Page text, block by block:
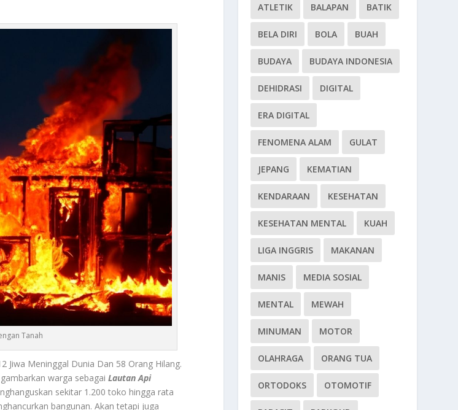
Tanah
Jiwa Meninggal Dunia Dan 58 Orang Hilang.
warga sebagaiLautan Api
sekitar 1.200 toko hingga rata
bangunan. Akan tetapi juga
ATLETIK BALAPAN BATIK
BELA DIRI BOLA BUAH
BUDAYA BUDAYA INDONESIA
DEHIDRASI DIGITAL
ERA DIGITAL
FENOMENA ALAM GULAT
JEPANG KEMATIAN
KENDARAAN KESEHATAN
KESEHATAN MENTAL KUAH
LIGA INGGRIS MAKANAN
MANIS MEDIA SOSIAL
MENTAL MEWAH
MINUMAN MOTOR
OLAHRAGA ORANG TUA
ORTODOKS OTOMOTIF